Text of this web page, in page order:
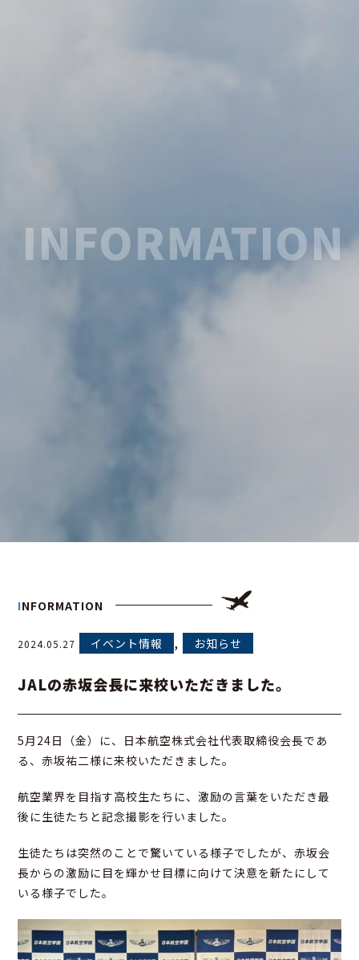
INFORMATION
INFORMATION
2024.05.27 イベント情報 , お知らせ
JALの赤坂会長に来校いただきました。
5月24日（金）に、日本航空株式会社代表取締役会長であ
る、赤坂祐二様に来校いただきました。
航空業界を目指す高校生たちに、激励の言葉をいただき最
後に生徒たちと記念撮影を行いました。
生徒たちは突然のことで驚いている様子でしたが、赤坂会
長からの激励に目を輝かせ目標に向けて決意を新たにして
いる様子でした。